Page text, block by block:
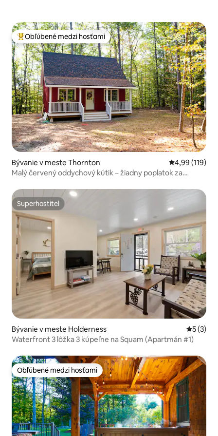
Najobľúbenejšie medzi hosťami
Obľúbené medzi hosťami
Bývanie v meste Thornton Priemerné
4,99 (119)
Malý červený oddychový kútik – žiadny poplatok za
Superhostiteľ
Superhostiteľ
Bývanie v meste Holderness
5 (3)
Waterfront 3 lôžka 3 kúpeľne na Squam (Apartmán #1)
Obľúbené medzi hosťami
Obľúbené medzi hosťami